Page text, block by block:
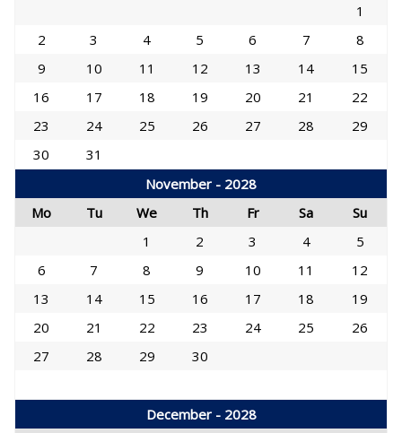
1
2
3 4 5 6 7
8
9
10 11 12 13 14
15
16
17 18 19 20 21
22
23
24 25 26 27 28
29
30
31
November - 2028
Mo
Tu We Th Fr Sa
Su
1
2 3 4
5
6
7 8 9 10 11
12
13
14 15 16 17 18
19
20
21 22 23 24 25
26
27
28 29 30
December - 2028